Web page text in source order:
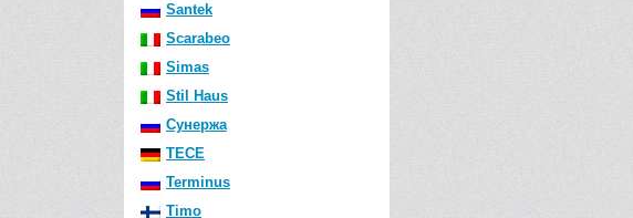
Santek
Scarabeo
Simas
Stil Haus
Сунержа
TECE
Terminus
Timo